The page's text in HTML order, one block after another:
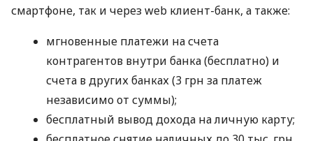
смартфоне, так и через web клиент-банк, а также:
мгновенные платежи на счета
контрагентов внутри банка (бесплатно) и
счета в других банках (3 грн за платеж
независимо от суммы);
бесплатный вывод дохода на личную карту;